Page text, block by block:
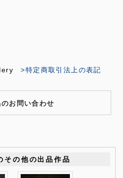
>特定商取引法上の表記
お問い合わせ
その他の出品作品